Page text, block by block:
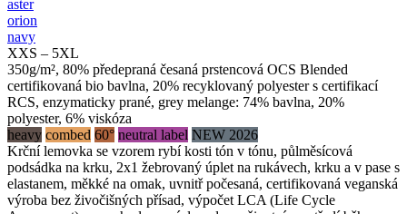
aster
orion
navy
XXS – 5XL
350g/m², 80% předepraná česaná prstencová OCS Blended
certifikovaná bio bavlna, 20% recyklovaný polyester s certifikací
RCS, enzymaticky prané, grey melange: 74% bavlna, 20%
polyester, 6% viskóza
heavy combed 60° neutral label NEW 2026
Krční lemovka se vzorem rybí kosti tón v tónu, půlměsícová
podsádka na krku, 2x1 žebrovaný úplet na rukávech, krku a v pase s
elastanem, měkké na omak, uvnitř počesaná, certifikovaná veganská
výroba bez živočišných přísad, výpočet LCA (Life Cycle